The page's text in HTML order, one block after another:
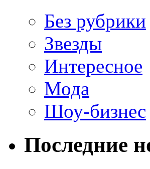
Без рубрики
Звезды
Интересное
Мода
Шоу-бизнес
Последние